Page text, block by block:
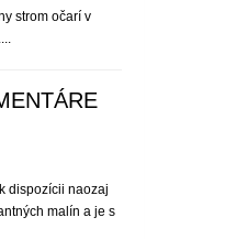
strom očarí v
dispozícii naozaj
malín a je s